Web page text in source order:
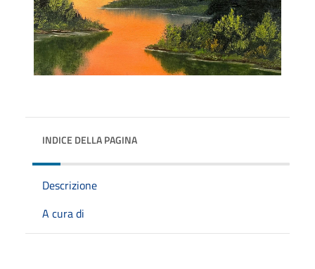
INDICE DELLA PAGINA
Descrizione
A cura di